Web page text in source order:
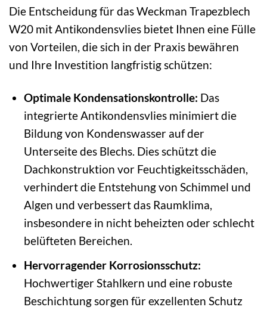
Die Entscheidung für das Weckman Trapezblech
W20 mit Antikondensvlies bietet Ihnen eine Fülle
von Vorteilen, die sich in der Praxis bewähren
und Ihre Investition langfristig schützen:
Optimale Kondensationskontrolle: Das
integrierte Antikondensvlies minimiert die
Bildung von Kondenswasser auf der
Unterseite des Blechs. Dies schützt die
Dachkonstruktion vor Feuchtigkeitsschäden,
verhindert die Entstehung von Schimmel und
Algen und verbessert das Raumklima,
insbesondere in nicht beheizten oder schlecht
belüfteten Bereichen.
Hervorragender Korrosionsschutz:
Hochwertiger Stahlkern und eine robuste
Beschichtung sorgen für exzellenten Schutz